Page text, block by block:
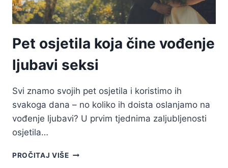
Pet osjetila koja čine vođenje
ljubavi seksi
Svi znamo svojih pet osjetila i koristimo ih
svakoga dana – no koliko ih doista oslanjamo na
vođenje ljubavi? U prvim tjednima zaljubljenosti
osjetila…
PROČITAJ VIŠEPET